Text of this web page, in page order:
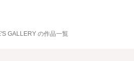
GALLERY の作品一覧